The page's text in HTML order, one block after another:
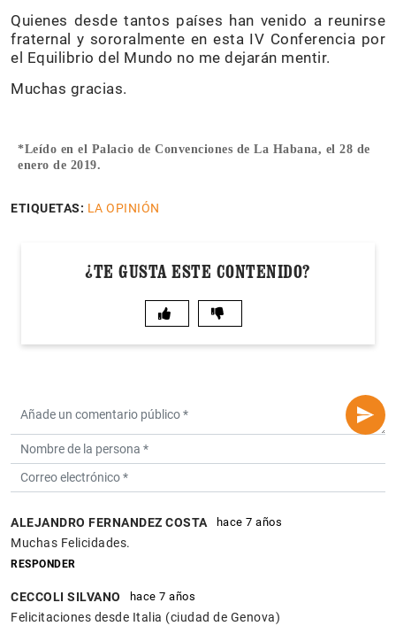
Quienes desde tantos países han venido a reunirse
fraternal y sororalmente en esta IV Conferencia por
el Equilibrio del Mundo no me dejarán mentir.
Muchas gracias.
*Leído en el Palacio de Convenciones de La Habana, el 28 de
enero de 2019.
ETIQUETAS: LA OPINIÓN
¿TE GUSTA ESTE CONTENIDO?
ALEJANDRO FERNANDEZ COSTA hace 7 años
Muchas Felicidades.
RESPONDER
CECCOLI SILVANO hace 7 años
Felicitaciones desde Italia (ciudad de Genova)